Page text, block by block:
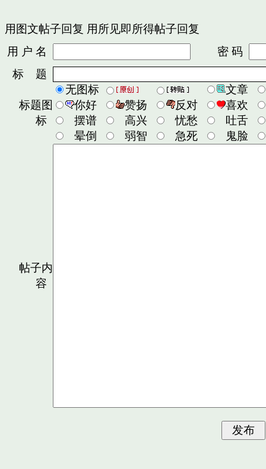
用图文帖子回复 用所见即所得帖子回复
用 户 名
密 码
标 题
标题图
标
无图标
文章
你好
赞扬 反对
喜欢
摆谱
高兴 忧愁
吐舌
晕倒
弱智 急死 鬼脸
帖子内
容